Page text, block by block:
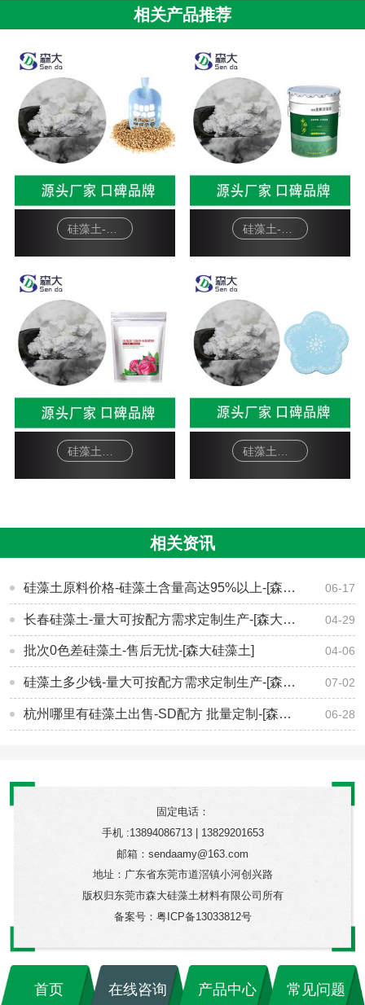
相关产品推荐
相关资讯
硅藻土原料价格-硅藻土含量高达95%以上-[森大硅藻土] 06-17
长春硅藻土-量大可按配方需求定制生产-[森大硅藻土] 04-29
批次0色差硅藻土-售后无忧-[森大硅藻土] 04-06
硅藻土多少钱-量大可按配方需求定制生产-[森大硅藻土] 07-02
杭州哪里有硅藻土出售-SD配方 批量定制-[森大硅藻土] 06-28
固定电话：
手机 :13894086713 | 13829201653
邮箱：sendaamy@163.com
地址：广东省东莞市道滘镇小河创兴路
版权归东莞市森大硅藻土材料有限公司所有
备案号： 粤ICP备13033812号
首页 在线咨询 产品中心 常见问题